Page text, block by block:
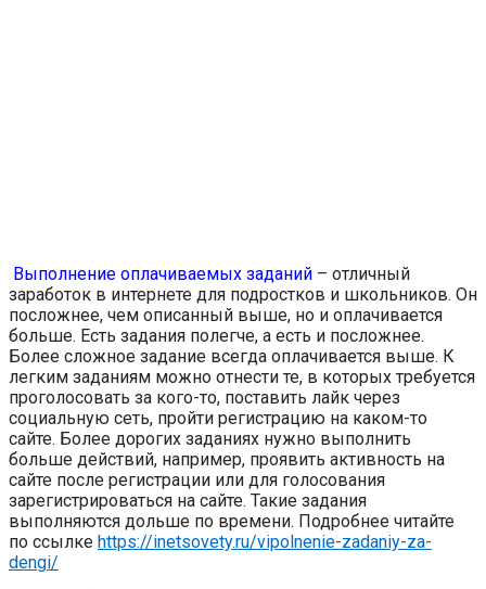
Выполнение оплачиваемых заданий – отличный
заработок в интернете для подростков и школьников. Он
посложнее, чем описанный выше, но и оплачивается
больше. Есть задания полегче, а есть и посложнее.
Более сложное задание всегда оплачивается выше. К
легким заданиям можно отнести те, в которых требуется
проголосовать за кого-то, поставить лайк через
социальную сеть, пройти регистрацию на каком-то
сайте. Более дорогих заданиях нужно выполнить
больше действий, например, проявить активность на
сайте после регистрации или для голосования
зарегистрироваться на сайте. Такие задания
выполняются дольше по времени. Подробнее читайте
по ссылке https://inetsovety.ru/vipolnenie-zadaniy-za-
dengi/